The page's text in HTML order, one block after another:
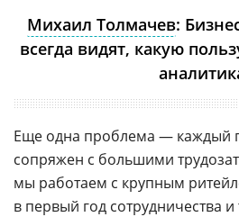
Михаил Толмачев:
всегда видят, какую
Еще одна проблема — каждый
сопряжен с большими
мы работаем с крупным
в первый год сотрудничества